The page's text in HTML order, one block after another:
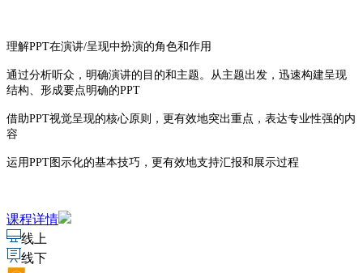
理解PPT在演讲/呈现中扮演的角色和作用
通过分析听众，明确演讲的目的和主题。从主题出发，迅速构建呈现
结构、形成要点明确的PPT
借助PPT视觉呈现的核心原则，更有效地突出重点，表达专业性强的内
容
运用PPT图示化的基本技巧，更有效地支持汇报和展示过程
课程详情
线上
线下